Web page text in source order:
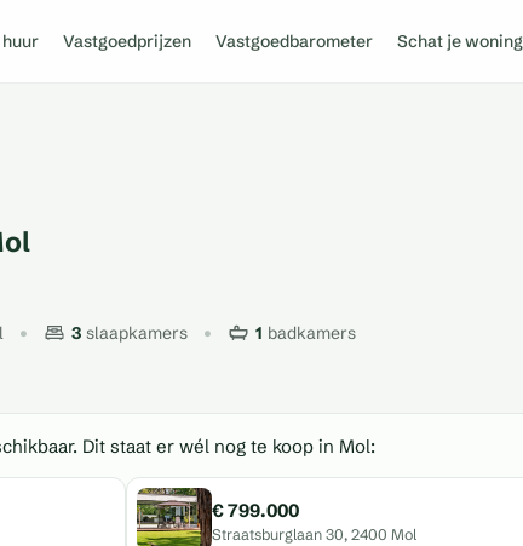
huur Vastgoedprijzen Vastgoedbarometer Schat je woning
3 slaapkamers 1 badkamers
Dit staat er wél nog te koop in Mol:
€ 799.000
Straatsburglaan 30, 2400 Mol